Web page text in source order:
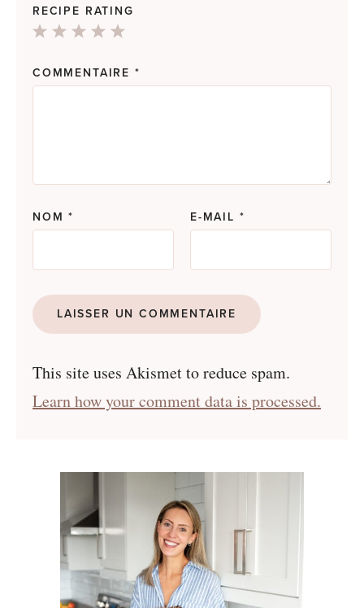
RECIPE RATING
4
3
2
1
COMMENTAIRE *
NOM* E-MAIL *
This site uses Akismet to reduce spam.
Learn how your comment data is processed.